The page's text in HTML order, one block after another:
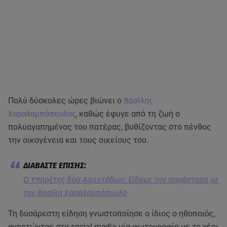
Πολύ δύσκολες ώρες βιώνει ο Βασίλης
Χαραλαμπόπουλος, καθώς έφυγε από τη ζωή ο
πολυαγαπημένος του πατέρας, βυθίζοντας στο πένθος
την οικογένεια και τους οικείους του.
Ο Υπηρέτης δύο Αφεντάδων: Είδαμε την παράσταση με
τον Βασίλη Χαραλαμπόπουλο
Τη δυσάρεστη είδηση γνωστοποίησε ο ίδιος ο ηθοποιός,